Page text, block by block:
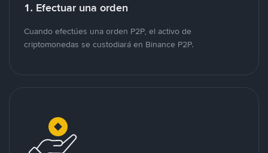
1. Efectuar una orden
Cuando efectúes una orden P2P, el activo de
criptomonedas se custodiará en Binance P2P.